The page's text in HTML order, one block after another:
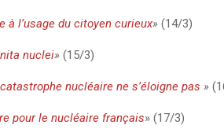
à l’usage du citoyen curieux» (14/3)
nuclei» (15/3)
nucléaire ne s’éloigne pas »
pour le nucléaire français» (17/3)